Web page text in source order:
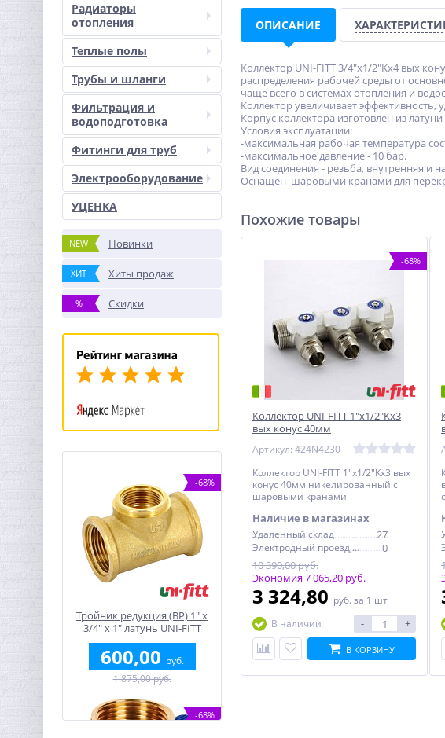
Радиаторы
отопления
Теплые полы
Трубы и шланги
Фильтрация и
водоподготовка
Фитинги для труб
Электрооборудование
УЦЕНКА
NEW Новинки
ХИТ Хиты продаж
% Скидки
-68%
Тройник редукция (ВР) 1" x
3/4" x 1" латунь UNI-FITT
600,00 руб.
1 875,00 руб.
-68%
ОПИСАНИЕ
Коллектор UNI-FITT 3/4"х1/2"Kх4 вых
распределения рабочей среды от
чаще всего в системах отопления и
Коллектор увеличивает
Корпус коллектора изготовлен из
Условия эксплуатации:
-максимальная рабочая температура
-максимальное давление - 10 бар.
Вид соединения - резьба, внутренняя и
Оснащен шаровыми кранами для
Похожие товары
-68%
Коллектор UNI-FITT 1"х1/2"Kх3
вых конус 40мм
никелированный с шаровыми
кранами
Артикул: 424N4230
Коллектор UNI-FITT 1"х1/2"Kх3 вых
конус 40мм никелированный с
шаровыми кранами
Наличие в магазинах
Удаленный склад 27
Электродный проезд, 6с1
0
10 390,00 руб.
Экономия 7 065,20 руб.
3 324,80 руб. за 1 шт
В наличии
- +
В КОРЗИНУ